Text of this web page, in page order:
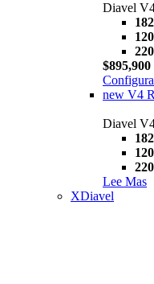
Diavel
new V4
Diavel
Lee Mas
XDiavel